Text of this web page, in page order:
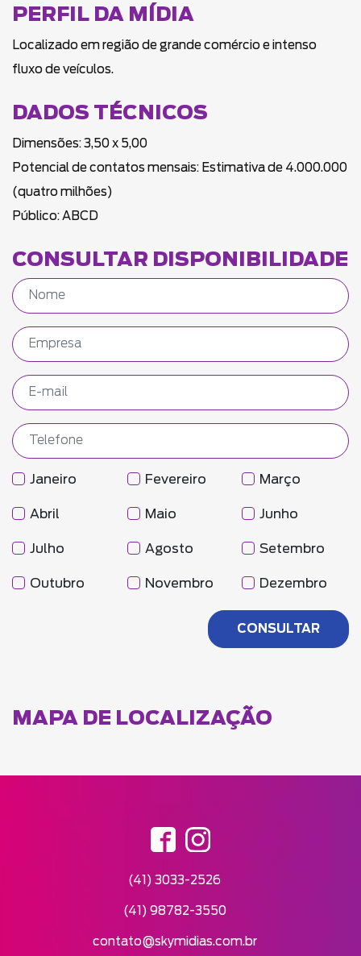
PERFIL DA MÍDIA
Localizado em região de grande comércio e intenso
fluxo de veículos.
DADOS TÉCNICOS
Dimensões: 3,50 x 5,00
Potencial de contatos mensais: Estimativa de 4.000.000
(quatro milhões)
Público: ABCD
CONSULTAR DISPONIBILIDADE
Janeiro Fevereiro Março
Abril Maio Junho
Julho Agosto Setembro
Outubro Novembro Dezembro
MAPA DE LOCALIZAÇÃO
(41) 3033-2526
(41) 98782-3550
contato@skymidias.com.br